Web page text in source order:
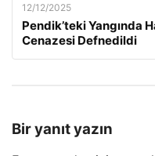
12/12/2025
Pendik’teki Yangında
Cenazesi Defnedildi
Bir yanıt yazın